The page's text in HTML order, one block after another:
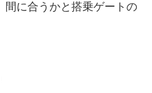
間に合うかと搭乗ゲートの